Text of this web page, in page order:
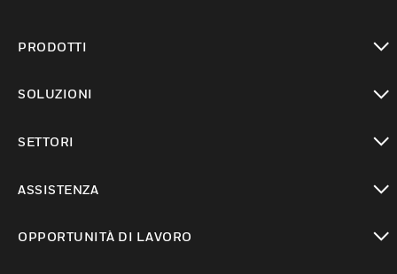
PRODOTTI
SOLUZIONI
SETTORI
ASSISTENZA
OPPORTUNITÀ DI LAVORO